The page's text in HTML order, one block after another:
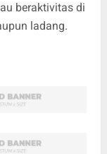
beraktivitas di
ladang.